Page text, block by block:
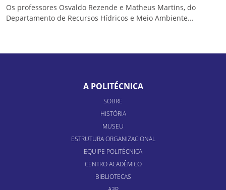
Os professores Osvaldo Rezende e Matheus Martins, do
Departamento de Recursos Hídricos e Meio Ambiente...
A POLITÉCNICA
SOBRE
HISTÓRIA
MUSEU
ESTRUTURA ORGANIZACIONAL
EQUIPE POLITÉCNICA
CENTRO ACADÊMICO
BIBLIOTECAS